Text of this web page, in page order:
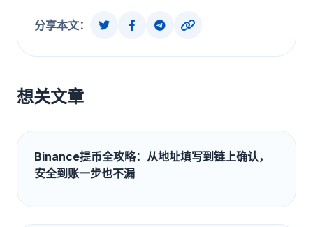
分享本文：
想关文章
Binance提币全攻略：从地址填写到链上确认，
安全到账一步也不漏